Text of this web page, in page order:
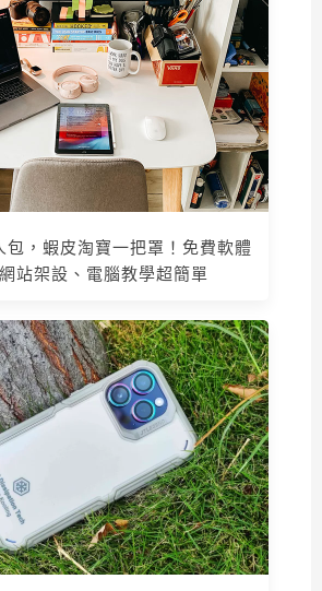
包，蝦皮淘寶一把罩！免費軟體
網站架設、電腦教學超簡單